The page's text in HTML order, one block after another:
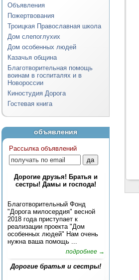
Объявления
Пожертвования
Троицкая Православная школа
Дом слепоглухих
Дом особенных людей
Казачья община
Благотворительная помощь
воинам в госпиталях и в
Новороссии
Киностудия Дорога
Гостевая книга
объявления
Рассылка объявлений
Дорогие друзья! Братья и
сестры! Дамы и господа!
Благотворительный Фонд
"Дорога милосердия" весной
2018 года приступает к
реализации проекта "Дом
особенных людей" Нам очень
нужна ваша помощь ...
подробнее →
Дорогие братья и сестры!